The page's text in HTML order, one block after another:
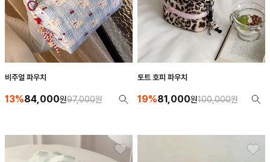
비주얼 파우치
13%84,000원97,000원
토트 호피 파우치
19%81,000원100,000원